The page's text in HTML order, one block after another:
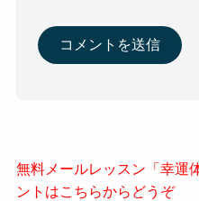
無料メールレッスン「幸運
ントはこちらからどうぞ